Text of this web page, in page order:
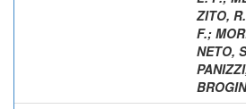
ZITO,
F.;
NETO,